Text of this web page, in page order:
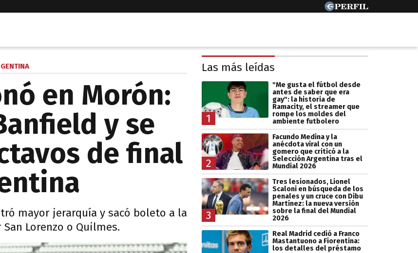
en Morón:
y se
de final
mayor jerarquía y sacó boleto a la
Lorenzo o Quilmes.
Las más leídas
1
"Me gusta el fútbol desde
antes de saber que era
gay": la historia de
Ramacity, el streamer que
rompe los moldes del
ambiente futbolero
2
Facundo Medina y la
anécdota viral con un
gomero que criticó a la
Selección Argentina tras el
Mundial 2026
3
Tres lesionados, Lionel
Scaloni en búsqueda de los
penales y un cruce con Dibu
Martínez: la nueva versión
sobre la final del Mundial
2026
Real Madrid cedió a Franco
Mastantuono a Fiorentina:
los detalles del préstamo